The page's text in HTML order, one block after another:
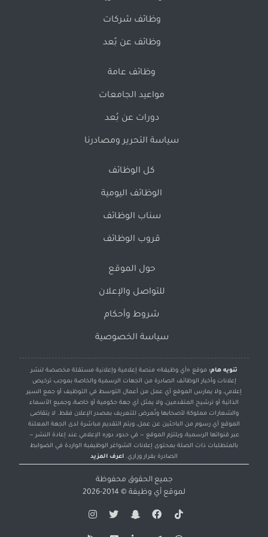
وظائف شركات
وظائف عن بُعد
وظائف عامة
مواعيد الجامعات
دورات عن بُعد
سياسة التحرير ومصادرنا
كل الوظائف
الوظائف اليومية
سناب الوظائف
قروب الوظائف
حول الموقع
للتواصل والإعلان
شروط وأحكام
سياسة الخصوصية
تنويه هام: موقع «أي وظيفة» منصة إعلامية وإعلانية مستقلة مخصصة لنشر
إعلانات وأخبار الوظائف الصادرة من الجهات الرسمية والخاصة بموجب ترخيص
إعلامي، ولا يمارس الموقع أي عمل من أعمال التوسط في التوظيف أو جمع السير
الذاتية أو ترشيح المتقدمين، ولا يمثل أي جهة حكومية أو خاصة، وجميع الأسماء
والشعارات مملوكة لأصحابها وتُعرض للتعريف بمصدر الإعلان فقط. لا يتقاضى
الموقع أي رسوم من الباحثين عن عمل، ويتم التقديم مباشرة لدى الجهة المعلنة
عبر قنواتها الرسمية، ويلتزم الموقع — في حدود دوره الإعلامي عند إعادة النشر —
بالمتطلبات ذات الصلة بمحتوى إعلانات الشواغر الوظيفية الواردة في الضوابط
الصادرة بقرار وزاري. اعرف المزيد
جميع الحقوق محفوظة
لموقع أي وظيفة © 2014-2026